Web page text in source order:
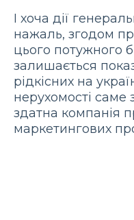
І хоча дії
нажаль, згодом
цього потужного
залишається
рідкісних на
нерухомості саме
здатна компанія
маркетингових